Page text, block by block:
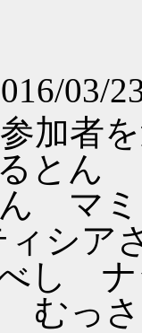
03/
加者
とん
マ
シア
し ナ
むっ